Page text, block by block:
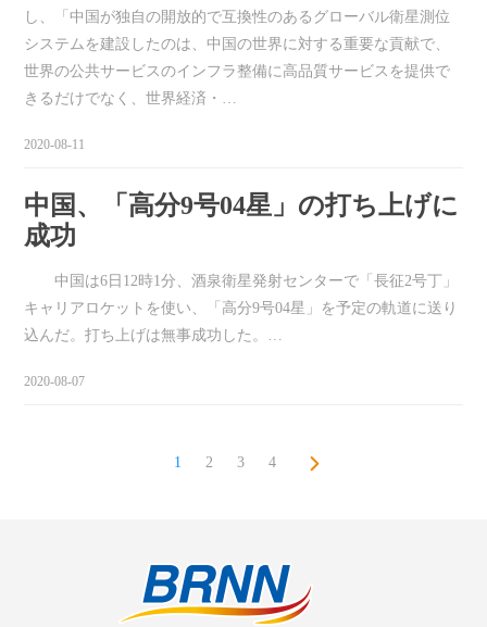
し、「中国が独自の開放的で互換性のあるグローバル衛星測位
システムを建設したのは、中国の世界に対する重要な貢献で、
世界の公共サービスのインフラ整備に高品質サービスを提供で
きるだけでなく、世界経済・…
2020-08-11
中国、「高分9号04星」の打ち上げに
成功
中国は6日12時1分、酒泉衛星発射センターで「長征2号丁」
キャリアロケットを使い、「高分9号04星」を予定の軌道に送り
込んだ。打ち上げは無事成功した。…
2020-08-07
1 2 3 4